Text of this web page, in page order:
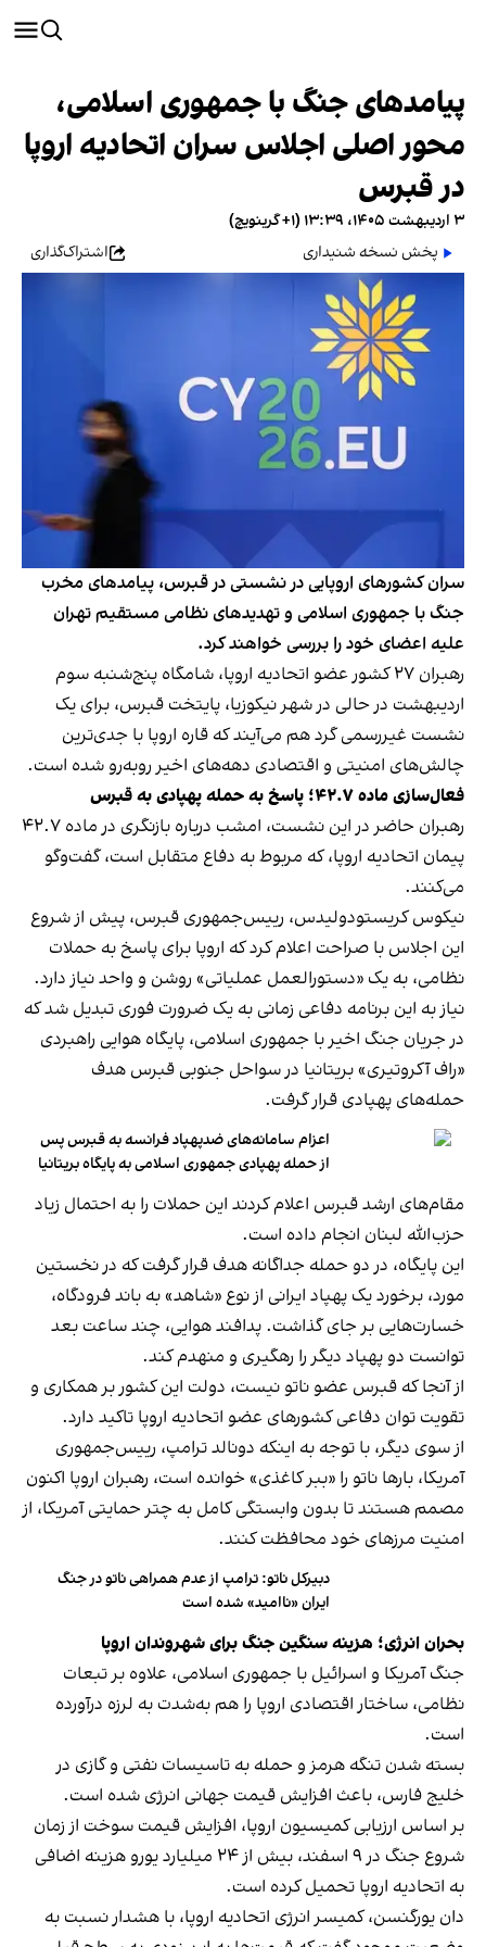
پیامدهای جنگ با جمهوری اسلامی،
محور اصلی اجلاس سران اتحادیه اروپا
در قبرس
۳ اردیبهشت ۱۴۰۵، ۱۳:۳۹ (‎+۱ گرینویچ)
پخش نسخه شنیداری
اشتراک‌گذاری
سران کشورهای اروپایی در نشستی در قبرس، پیامدهای مخرب
جنگ با جمهوری اسلامی و تهدیدهای نظامی مستقیم تهران
علیه اعضای خود را بررسی خواهند کرد.
رهبران ۲۷ کشور عضو اتحادیه اروپا، شامگاه پنج‌شنبه سوم
اردیبهشت در حالی در شهر نیکوزیا، پایتخت قبرس، برای یک
نشست غیررسمی گرد هم می‌آیند که قاره اروپا با جدی‌ترین
چالش‌های امنیتی و اقتصادی دهه‌های اخیر روبه‌رو شده است.
فعال‌سازی ماده ۴۲.۷؛ پاسخ به حمله پهپادی به قبرس
رهبران حاضر در این نشست، امشب درباره بازنگری در ماده ۴۲.۷
پیمان اتحادیه اروپا، که مربوط به دفاع متقابل است، گفت‌وگو
می‌کنند.
نیکوس کریستودولیدس، رییس‌جمهوری قبرس، پیش از شروع
این اجلاس با صراحت اعلام کرد که اروپا برای پاسخ به حملات
نظامی، به یک «دستورالعمل عملیاتی» روشن و واحد نیاز دارد.
نیاز به این برنامه دفاعی زمانی به یک ضرورت فوری تبدیل شد که
در جریان جنگ اخیر با جمهوری اسلامی، پایگاه هوایی راهبردی
«راف آکروتیری» بریتانیا در سواحل جنوبی قبرس هدف
حمله‌های پهپادی قرار گرفت.
اعزام سامانه‌های ضدپهپاد فرانسه به قبرس پس
از حمله پهپادی جمهوری اسلامی به پایگاه بریتانیا
مقام‌های ارشد قبرس اعلام کردند این حملات را به احتمال زیاد
حزب‌الله لبنان انجام داده است.
این پایگاه، در دو حمله جداگانه هدف قرار گرفت که در نخستین
مورد، برخورد یک پهپاد ایرانی از نوع «شاهد» به باند فرودگاه،
خسارت‌هایی بر جای گذاشت. پدافند هوایی، چند ساعت بعد
توانست دو پهپاد دیگر را رهگیری و منهدم کند.
از آنجا که قبرس عضو ناتو نیست، دولت این کشور بر همکاری و
تقویت توان دفاعی کشورهای عضو اتحادیه اروپا تاکید دارد.
از سوی دیگر، با توجه به اینکه دونالد ترامپ، رییس‌جمهوری
آمریکا، بارها ناتو را «ببر کاغذی» خوانده است، رهبران اروپا اکنون
مصمم هستند تا بدون وابستگی کامل به چتر حمایتی آمریکا، از
امنیت مرزهای خود محافظت کنند.
دبیرکل ناتو: ترامپ از عدم همراهی ناتو در جنگ
ایران «ناامید» شده است
بحران انرژی؛ هزینه سنگین جنگ برای شهروندان اروپا
جنگ آمریکا و اسرائیل با جمهوری اسلامی، علاوه بر تبعات
نظامی، ساختار اقتصادی اروپا را هم به‌شدت به لرزه درآورده
است.
بسته شدن تنگه هرمز و حمله به تاسیسات نفتی و گازی در
خلیج فارس، باعث افزایش قیمت جهانی انرژی شده است.
بر اساس ارزیابی کمیسیون اروپا، افزایش قیمت سوخت از زمان
شروع جنگ در ۹ اسفند، بیش از ۲۴ میلیارد یورو هزینه اضافی
به اتحادیه اروپا تحمیل کرده است.
دان یورگنسن، کمیسر انرژی اتحادیه اروپا، با هشدار نسبت به